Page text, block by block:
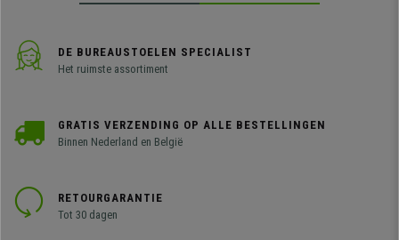
DE BUREAUSTOELEN SPECIALIST
Het ruimste assortiment
GRATIS VERZENDING OP ALLE BESTELLINGEN
Binnen Nederland en België
RETOURGARANTIE
Tot 30 dagen